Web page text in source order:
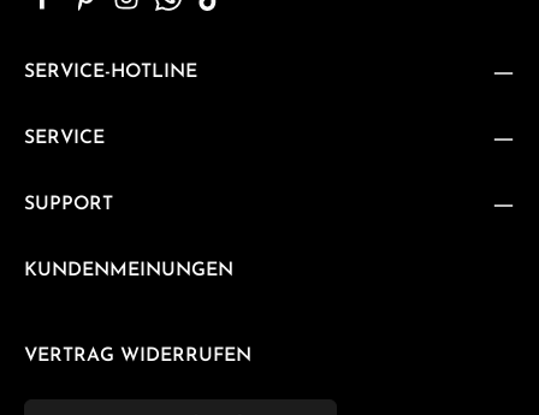
SERVICE-HOTLINE
SERVICE
SUPPORT
KUNDENMEINUNGEN
VERTRAG WIDERRUFEN